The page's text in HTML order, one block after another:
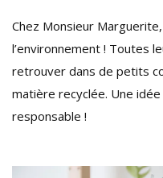
Chez Monsieur
l’environnement ! Toutes
retrouver dans de petits
matière recyclée. Une
responsable !